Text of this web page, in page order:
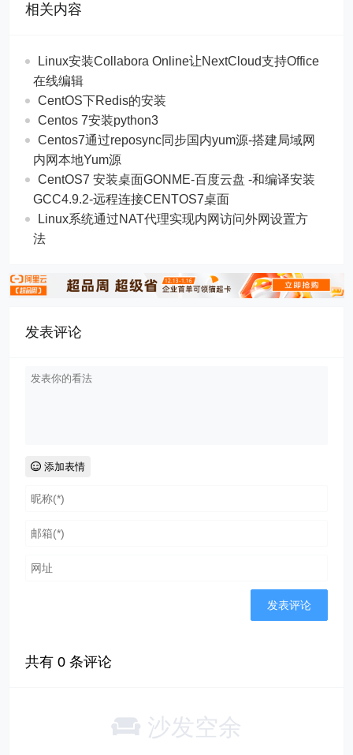
相关内容
Linux安装Collabora Online让NextCloud支持Office
在线编辑
CentOS下Redis的安装
Centos 7安装python3
Centos7通过reposync同步国内yum源-搭建局域网
内网本地Yum源
CentOS7 安装桌面GONME-百度云盘 -和编译安装
GCC4.9.2-远程连接CENTOS7桌面
Linux系统通过NAT代理实现内网访问外网设置方
法
发表评论
添加表情
共有0 条评论
沙发空余